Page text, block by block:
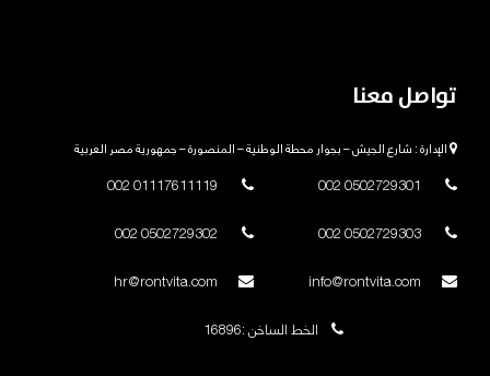
تواصل معنا
الإدارة : شارع الجيش – بجوار محطة الوطنية – المنصورة – جمهورية مصر العربية
الخط الساخن :16896